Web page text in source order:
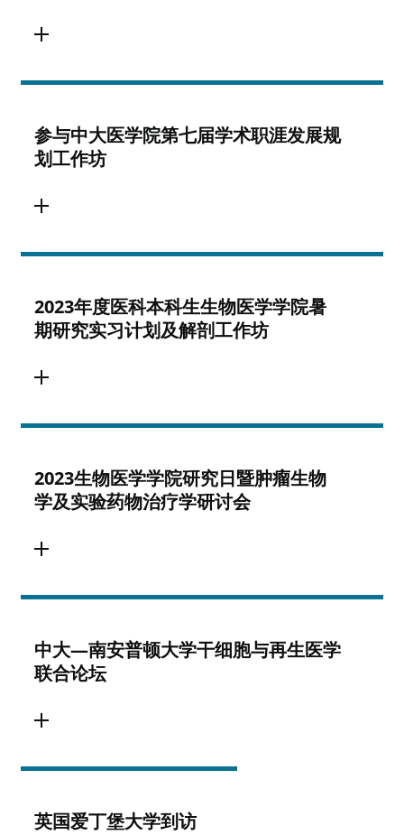
参与中大医学院第七届学术职涯发展规
划工作坊
2023年度医科本科生生物医学学院暑
期研究实习计划及解剖工作坊
2023生物医学学院研究日暨肿瘤生物
学及实验药物治疗学研讨会
中大—南安普顿大学干细胞与再生医学
联合论坛
英国爱丁堡大学到访